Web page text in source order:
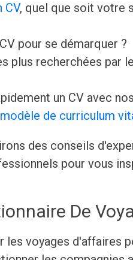
CV, quel que soit votre
pour se démarquer ?
plus recherchées par
un CV avec
modèle de curriculum
des conseils
pour vous
De
les voyages d'affaires